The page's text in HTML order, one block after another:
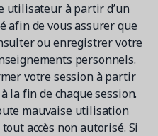
utilisateur à partir d’un
afin de vous assurer que
ou enregistrer votre
personnels.
votre session à partir
la fin de chaque session.
mauvaise utilisation
accès non autorisé. Si